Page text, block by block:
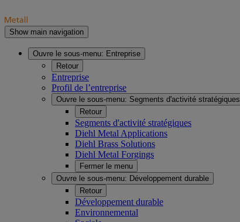
Show main navigation
Ouvre le sous-menu: Entreprise
Retour
Entreprise
Profil de l’entreprise
Ouvre le sous-menu: Segments d'activité stratégiques
Retour
Segments d'activité stratégiques
Diehl Metal Applications
Diehl Brass Solutions
Diehl Metal Forgings
Fermer le menu
Ouvre le sous-menu: Développement durable
Retour
Développement durable
Environnemental